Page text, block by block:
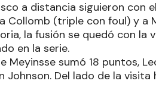
a distancia siguieron con
Collomb (triple con foul) y a
la fusión se quedó con
en la serie.
Meyinsse sumó 18 puntos,
Del lado de la visita